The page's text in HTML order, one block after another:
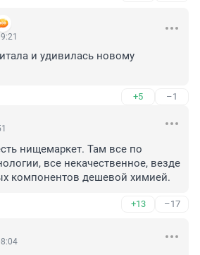
и удивилась новому
+5 –1
нищемаркет. Там все по
все некачественное, везде
компонентов дешевой химией.
+13 –17